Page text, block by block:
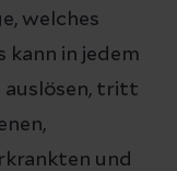
welches
in jedem
auslösen, tritt
und